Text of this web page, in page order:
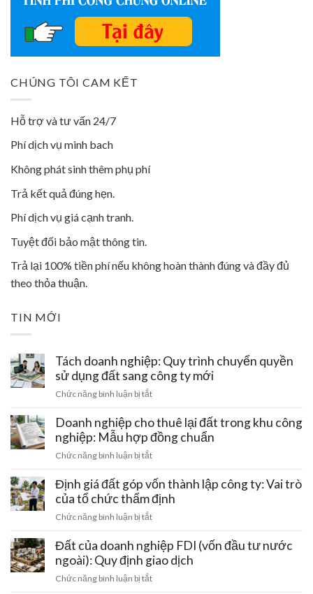
CHÚNG TÔI CAM KẾT
Hỗ trợ và tư vấn 24/7
Phí dịch vụ minh bach
Không phát sinh thêm phụ phí
Trả kết quả đúng hẹn.
Phí dịch vụ giá cạnh tranh.
Tuyệt đối bảo mật thông tin.
Trả lại 100% tiền phí nếu không hoàn thành đúng và đầy đủ
theo thỏa thuận.
TIN MỚI
Tách doanh nghiệp: Quy trình chuyển quyền
sử dụng đất sang công ty mới
Chức năng bình luận bị tắtở
doanh
nghiệp:
trình
quyền
sử
sang
công
ty
mới
Doanh nghiệp cho thuê lại đất trong khu công
nghiệp: Mẫu hợp đồng chuẩn
Chức năng bình luận bị tắtở
nghiệp
cho
thuê
lại
trong
khu
Định giá đất góp vốn thành lập công ty: Vai trò
của tổ chức thẩm định
Chức năng bình luận bị tắtở
giá
đất
vốn
Đất của doanh nghiệp FDI (vốn đầu tư nước
ngoài): Quy định giao dịch
Chức năng bình luận bị tắtở